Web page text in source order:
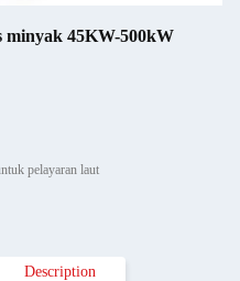
minyak 45KW-500kW
pelayaran laut
Description